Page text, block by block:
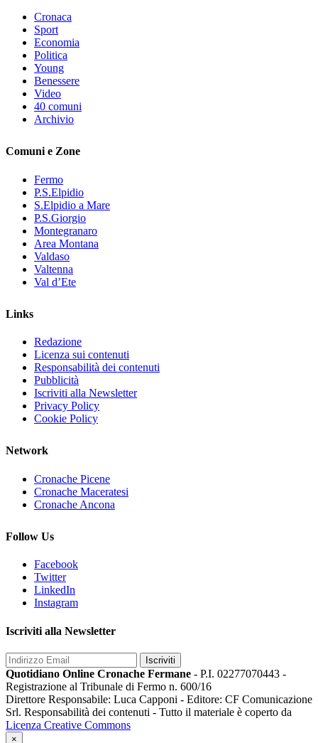
Cronaca
Sport
Economia
Politica
Young
Benessere
Video
40 comuni
Archivio
Comuni e Zone
Fermo
P.S.Elpidio
S.Elpidio a Mare
P.S.Giorgio
Montegranaro
Area Montana
Valdaso
Valtenna
Val d’Ete
Links
Redazione
Licenza sui contenuti
Responsabilità dei contenuti
Pubblicità
Iscriviti alla Newsletter
Privacy Policy
Cookie Policy
Network
Cronache Picene
Cronache Maceratesi
Cronache Ancona
Follow Us
Facebook
Twitter
LinkedIn
Instagram
Iscriviti alla Newsletter
Iscriviti
Quotidiano Online Cronache Fermane - P.I. 02277070443 -
Registrazione al Tribunale di Fermo n. 600/16
Direttore Responsabile: Luca Capponi - Editore: CF Comunicazione
Srl. Responsabilità dei contenuti - Tutto il materiale è coperto da
Licenza Creative Commons
×